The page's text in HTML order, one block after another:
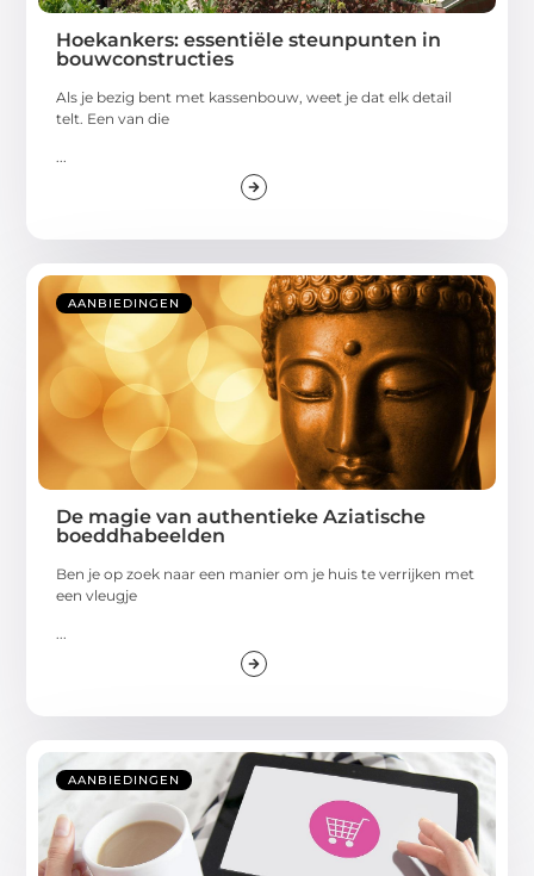
Hoekankers: essentiële steunpunten in
bouwconstructies
Als je bezig bent met kassenbouw, weet je dat elk detail
telt. Een van die
...
AANBIEDINGEN
De magie van authentieke Aziatische
boeddhabeelden
Ben je op zoek naar een manier om je huis te verrijken met
een vleugje
...
AANBIEDINGEN